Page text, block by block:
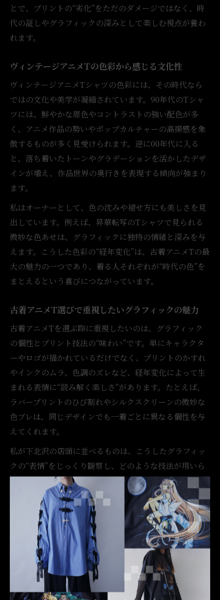
とで、プリントの“劣化”をただのダメージではなく、時
代の証しやグラフィックの深みとして楽しむ視点が養わ
れます。
ヴィンテージアニメTの色彩から感じる文化性
ヴィンテージアニメTシャツの色彩には、その時代なら
ではの文化や美学が凝縮されています。90年代のTシャ
ツには、鮮やかな原色やコントラストの強い配色が多
く、アニメ作品の勢いやポップカルチャーの高揚感を象
徴するものが多く見受けられます。逆に00年代に入る
と、落ち着いたトーンやグラデーションを活かしたデザ
インが増え、作品世界の奥行きを表現する傾向が強まり
ます。
私はオーナーとして、色の沈みや褪せ方にも美しさを見
出しています。例えば、昇華転写のTシャツで見られる
微妙な色あせは、グラフィックに独特の情緒と深みを与
えます。こうした色彩の“経年変化”は、古着アニメTの最
大の魅力の一つであり、着る人それぞれが“時代の色”を
まとえるという喜びにつながっています。
古着アニメT選びで重視したいグラフィックの魅力
古着アニメTを選ぶ際に重視したいのは、グラフィック
の個性とプリント技法の“味わい”です。単にキャラクタ
ーやロゴが描かれているだけでなく、プリントのかすれ
やインクのムラ、色調のズレなど、経年変化によって生
まれる表情に“読み解く楽しさ”があります。たとえば、
ラバープリントのひび割れやシルクスクリーンの微妙な
色ブレは、同じデザインでも一着ごとに異なる個性を与
えてくれます。
私が下北沢の店頭に並べるものは、こうしたグラフィッ
クの“表情”をじっくり観察し、どのような技法が用いら
れているか、どんな経年変化を経てきたかを想像しなが
ら仕入れを行っています。自分だけの“美”を見つける感
覚で選ぶことが、古着アニメTの最大の醍醐味だと考え
ています。初心者の方も、まずはプリントの質感や色あ
せ具合に注目してみると、新たな発見があるでしょう。
人気の古着アニメTに共通するデザインの特徴
人気の古着アニメTシャツには、いくつか共通するデザ